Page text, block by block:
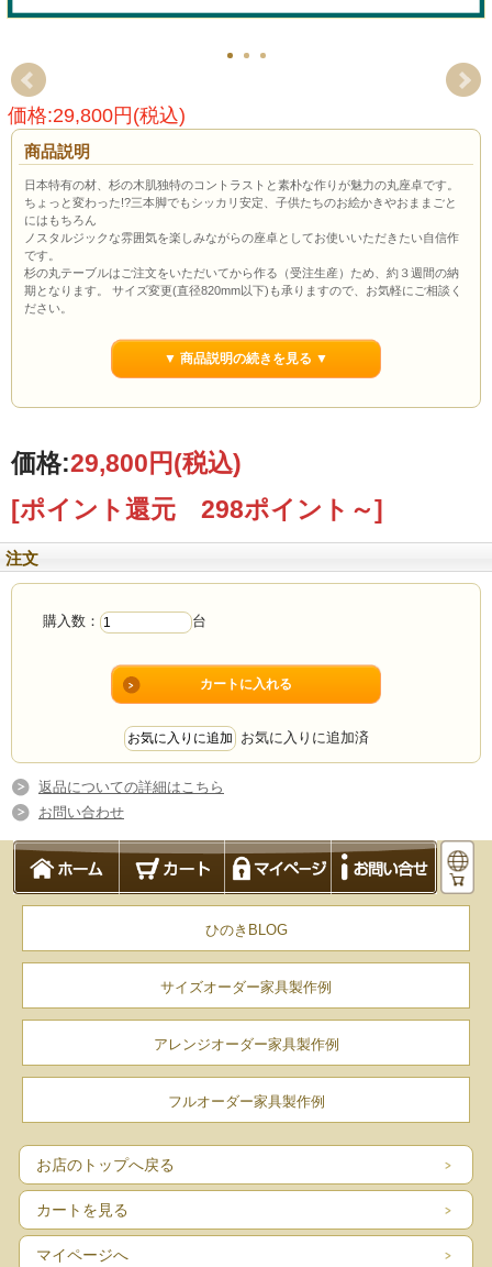
価格:29,800円(税込)
商品説明
日本特有の材、杉の木肌独特のコントラストと素朴な作りが魅力の丸座卓です。
ちょっと変わった!?三本脚でもシッカリ安定、子供たちのお絵かきやおままごと
にはもちろん
ノスタルジックな雰囲気を楽しみながらの座卓としてお使いいただきたい自信作
です。
杉の丸テーブルはご注文をいただいてから作る（受注生産）ため、約３週間の納
期となります。 サイズ変更(直径820mm以下)も承りますので、お気軽にご相談く
ださい。
乾燥等による割れやヒビ、虫食い跡等が入っている場合がございますが、ありの
ままの風合いをお楽しみいただけるよう処理等を致しておりません。 品質上全く
問題はございませんが、気になる方は予めご遠慮くださいますようお願い申し上
(主原料:亜麻仁油/大豆油/ヒマシ油/ヒマワリ油)
サイズ：幅約820×奥行約820×高さ320mm
▼ 商品説明の続きを見る ▼
価格:29,800円(税込)
[ポイント還元 298ポイント～]
注文
購入数： 台
お気に入りに追加済
返品についての詳細はこちら
お問い合わせ
ひのきBLOG
サイズオーダー家具製作例
アレンジオーダー家具製作例
フルオーダー家具製作例
お店のトップへ戻る
カートを見る
マイページへ